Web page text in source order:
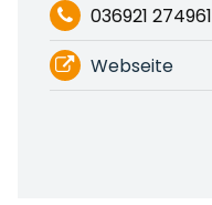
036921 274961
Webseite